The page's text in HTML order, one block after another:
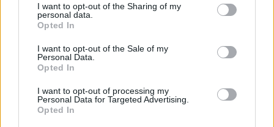
I want to opt-out of the Sharing of my
personal data.
Opted In
I want to opt-out of the Sale of my
Personal Data.
Opted In
I want to opt-out of processing my
Personal Data for Targeted Advertising.
Opted In
participado en proyectos internacionales
relacionados con la moda, la comunicación y el
arte, consolidando una nueva etapa creativa
marcada por la expresión artística y la sensibilidad
Comentarios (0)